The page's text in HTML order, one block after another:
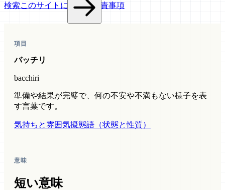
検索このサイトについて免責事項
項目
バッチリ
bacchiri
準備や結果が完璧で、何の不安や不満もない様子を表
す言葉です。
気持ちと雰囲気擬態語（状態と性質）
意味
短い意味